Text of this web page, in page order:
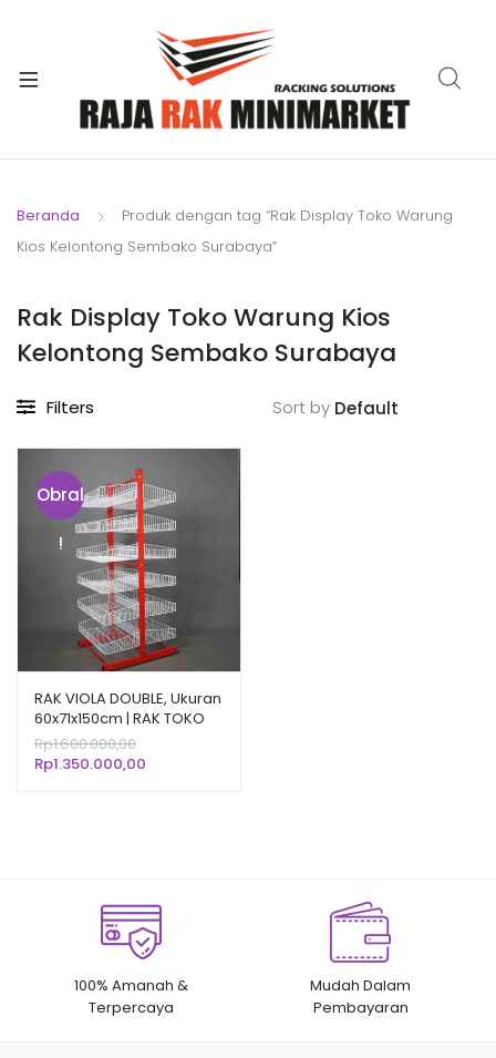
Beranda
Produk dengan tag “Rak Display Toko Warung
Kios Kelontong Sembako Surabaya”
Rak Display Toko Warung Kios
Kelontong Sembako Surabaya
Filters Sort by
Obral
!
RAK VIOLA DOUBLE, Ukuran
60x71x150cm | RAK TOKO
DISPLAY SNACK CHIKI
JAJANAN RINGAN
Rp1.600.000,00
aslinya
Rp1.350.000,00
100% Amanah &
Terpercaya
Mudah Dalam
Pembayaran